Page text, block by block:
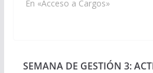
En «Acceso a Cargos»
SEMANA DE GESTIÓN 3: